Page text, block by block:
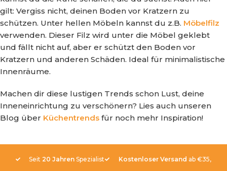
gilt: Vergiss nicht, deinen Boden vor Kratzern zu
schützen. Unter hellen Möbeln kannst du z.B. Möbelfilz
verwenden. Dieser Filz wird unter die Möbel geklebt
und fällt nicht auf, aber er schützt den Boden vor
Kratzern und anderen Schäden. Ideal für minimalistische
Innenräume.
Machen dir diese lustigen Trends schon Lust, deine
Inneneinrichtung zu verschönern? Lies auch unseren
Blog über Küchentrends für noch mehr Inspiration!
Seit 20 Jahren Spezialist Kostenloser Versand ab €35,-